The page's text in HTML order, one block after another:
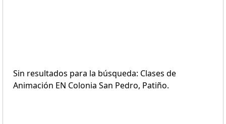
Sin resultados para la búsqueda: Clases de
Animación EN Colonia San Pedro, Patiño.